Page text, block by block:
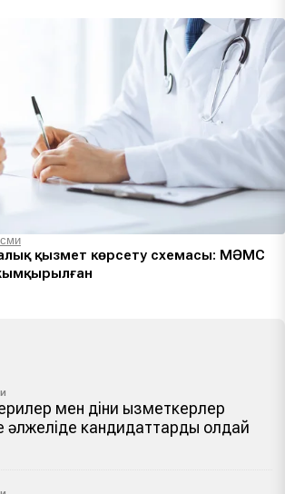
қызмет көрсету схемасы: МӘМС
мен діни қызметкерлер
әлжеліде кандидаттарды қолдай